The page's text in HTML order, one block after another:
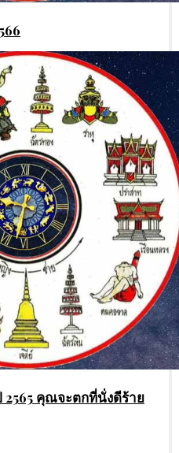
คุณจะตกที่นั่งดีร้าย